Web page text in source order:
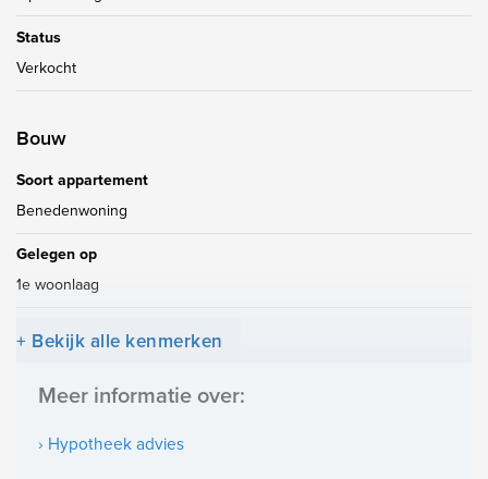
Status
Verkocht
Bouw
Soort appartement
Benedenwoning
Gelegen op
1e woonlaag
Oppervlakten en inhoud
Woonoppervlakte
+ Bekijk alle kenmerken
Meer informatie over:
› Hypotheek advies